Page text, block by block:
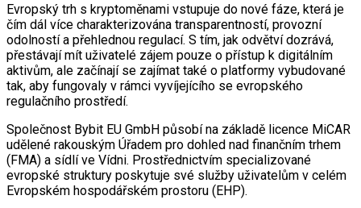
Evropský trh s kryptoměnami vstupuje do nové fáze, která je
čím dál více charakterizována transparentností, provozní
odolností a přehlednou regulací. S tím, jak odvětví dozrává,
přestávají mít uživatelé zájem pouze o přístup k digitálním
aktivům, ale začínají se zajímat také o platformy vybudované
tak, aby fungovaly v rámci vyvíjejícího se evropského
regulačního prostředí.
Společnost Bybit EU GmbH působí na základě licence MiCAR
udělené rakouským Úřadem pro dohled nad finančním trhem
(FMA) a sídlí ve Vídni. Prostřednictvím specializované
evropské struktury poskytuje své služby uživatelům v celém
Evropském hospodářském prostoru (EHP).